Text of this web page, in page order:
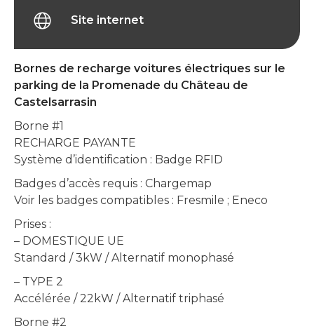
Bornes de recharge voitures électriques sur le
parking de la Promenade du Château de
Castelsarrasin
Borne #1
RECHARGE PAYANTE
Système d’identification : Badge RFID
Badges d’accès requis : Chargemap
Voir les badges compatibles : Fresmile ; Eneco
Prises :
– DOMESTIQUE UE
Standard / 3kW / Alternatif monophasé
– TYPE 2
Accélérée / 22kW / Alternatif triphasé
Borne #2
Site internet